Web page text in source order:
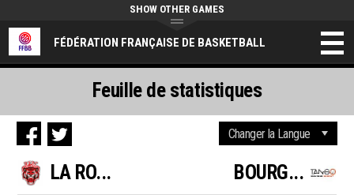
FÉDÉRATION FRANÇAISE DE BASKETBALL
SHOW OTHER GAMES
LA RO... BOURG...
Feuille de statistiques